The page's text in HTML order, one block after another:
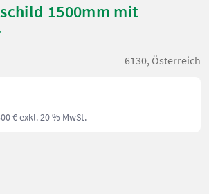
1500mm mit
6130, Österreich
€ exkl. 20 % MwSt.